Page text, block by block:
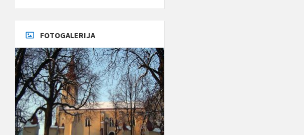
FOTOGALERIJA